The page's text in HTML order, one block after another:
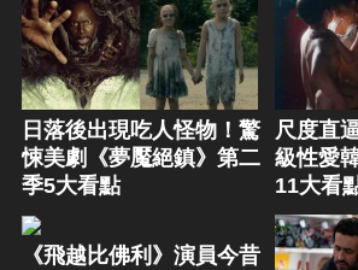
日落後出現吃人怪物！驚
悚美劇《夢魘絕鎮》第二
季5大看點
尺度直
級性愛
11大看
《飛越比佛利》演員今昔